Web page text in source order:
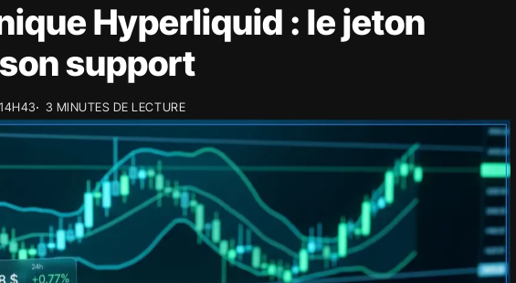
Hyperliquid : le jeton
support
3 MINUTES DE LECTURE